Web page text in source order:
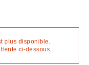
plus disponible.
ci-dessous.